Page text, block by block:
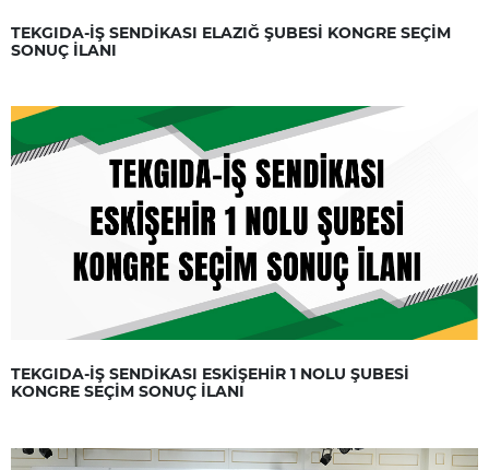
TEKGIDA-İŞ SENDİKASI ELAZIĞ ŞUBESİ KONGRE SEÇİM
SONUÇ İLANI
TEKGIDA-İŞ SENDİKASI ESKİŞEHİR 1 NOLU ŞUBESİ
KONGRE SEÇİM SONUÇ İLANI